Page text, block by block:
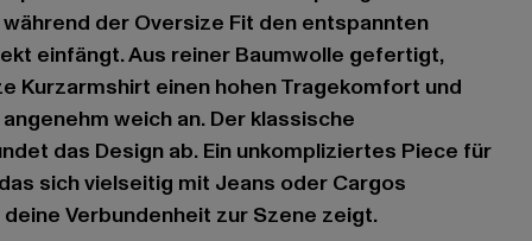
der Oversize Fit den entspannten
einfängt. Aus reiner Baumwolle gefertigt,
Kurzarmshirt einen hohen Tragekomfort und
weich an. Der klassische
das Design ab. Ein unkompliziertes Piece für
sich vielseitig mit Jeans oder Cargos
Verbundenheit zur Szene zeigt.